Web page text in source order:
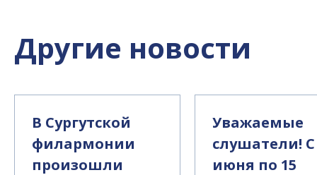
Другие новости
В Сургутской
филармонии
произошли
Уважаемые
слушатели! С
июня по 15